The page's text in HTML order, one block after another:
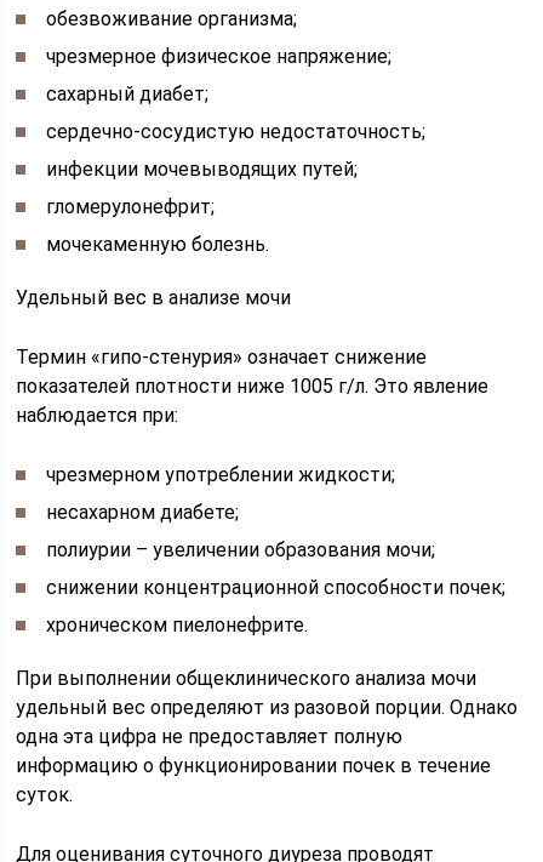
обезвоживание организма;
чрезмерное физическое напряжение;
сахарный диабет;
сердечно-сосудистую недостаточность;
инфекции мочевыводящих путей;
гломерулонефрит;
мочекаменную болезнь.
Удельный вес в анализе мочи
Термин «гипо-стенурия» означает снижение
показателей плотности ниже 1005 г/л. Это явление
наблюдается при:
чрезмерном употреблении жидкости;
несахарном диабете;
полиурии – увеличении образования мочи;
снижении концентрационной способности почек;
хроническом пиелонефрите.
При выполнении общеклинического анализа мочи
удельный вес определяют из разовой порции. Однако
одна эта цифра не предоставляет полную
информацию о функционировании почек в течение
суток.
Для оценивания суточного диуреза проводят